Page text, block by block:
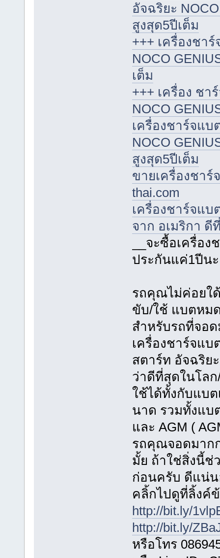
อัจฉริยะ
สูงสุด5ปีเต็ม
+++ เครื่องชา
NOCO
เต็ม
+++ เครื่อง ช
NOCO
เครื่องชาร์จแ
NOCO
สูงสุด5ปีเต็ม
ขายเครื่องชา
thai.com
เครื่องชาร์จแบ
จาก อเมริกา
__จะซื้อเครื่อ
ประกันแค่1ปีน
รถคุณไม่ค่อยใ
ขับ/ใช้ แบตหม
สำหรับรถที่จอ
เครื่องชาร์จแ
สตาร์ท อัจฉริย
ว่าดีที่สุดในโล
ใช้ได้ทั้งกับแบ
นาด รวมทั้งแบ
และ AGM (
รถคุณจอดมาก
มั้ย ถ้าใช่สิ่งนี้
ก่อนครับ ดีแน่
คลิ้กไปดูที่ลิ้งค์
http://bit.ly/
http://bit.ly/
หรือโทร